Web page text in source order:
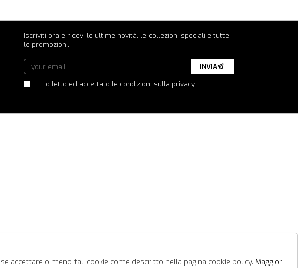
Iscriviti ora e ricevi le ultime novità, le collezioni speciali e tutte
le promozioni.
Ho letto ed accettato le condizioni sulla privacy.
INVIA
accettare o meno tali cookie come descritto nella pagina cookie policy. Maggiori